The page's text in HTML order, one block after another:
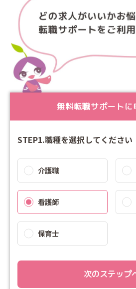
無料転職サポートに
STEP1.職種を選択してください
介護職
看護師
保育士
次のステップ